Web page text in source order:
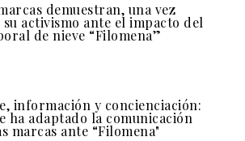
demuestran, una vez
su activismo ante el impacto del
de nieve “Filomena”
información y concienciación:
ha adaptado la comunicación
marcas ante “Filomena"